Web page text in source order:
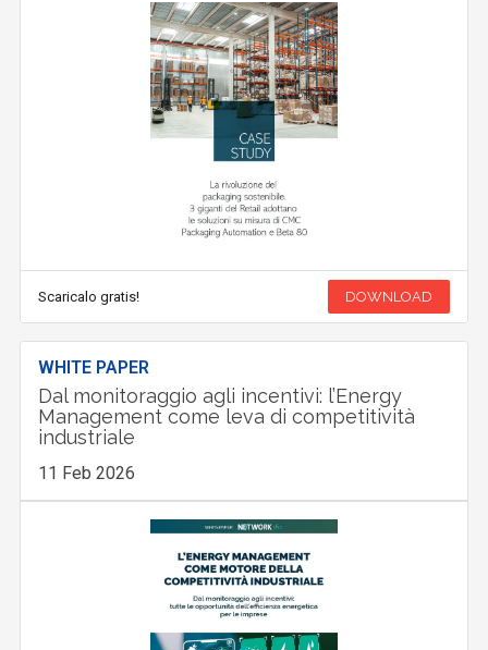
Scaricalo gratis! DOWNLOAD
WHITE PAPER
Dal monitoraggio agli incentivi: l’Energy
Management come leva di competitività
industriale
11 Feb 2026